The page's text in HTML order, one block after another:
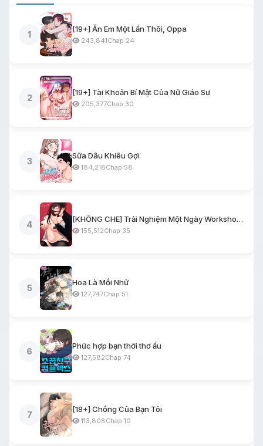
1
[19+] Ăn Em Một Lần Thôi, Oppa
243,841Chap 24
2
[19+] Tài Khoản Bí Mật Của Nữ Giáo Sư
205,377Chap 30
3
Sữa Dâu Khiêu Gợi
184,218Chap 58
4
[KHÔNG CHE] Trải Nghiệm Một Ngày Workshop BDSM
155,512Chap 35
5
Hoa Là Mồi Nhử
127,747Chap 51
6
Phức hợp bạn thời thơ ấu
127,582Chap 74
7
[18+] Chồng Của Bạn Tôi
113,808Chap 10